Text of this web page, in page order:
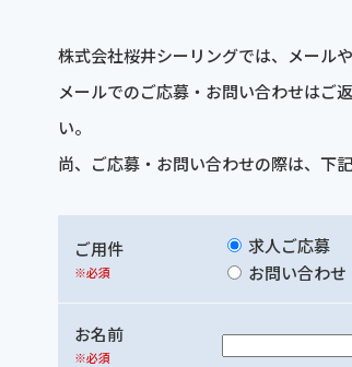
株式会社桜井シーリングでは、メール
メールでのご応募・お問い合わせはご
い。
尚、ご応募・お問い合わせの際は、下
ご用件
※必須
求人ご応募
お問い合わせ
お名前
※必須